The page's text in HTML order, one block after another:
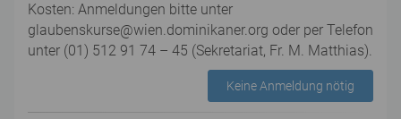
Kosten: Anmeldungen bitte unter
glaubenskurse@wien.dominikaner.org oder per Telefon
unter (01) 512 91 74 – 45 (Sekretariat, Fr. M. Matthias).
Keine Anmeldung nötig